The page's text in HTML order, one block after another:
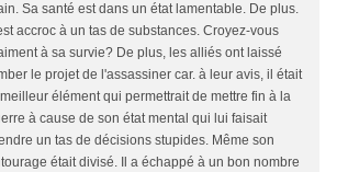
Sa santé est dans un état lamentable. De plus.
accroc à un tas de substances. Croyez-vous
à sa survie? De plus, les alliés ont laissé
le projet de l'assassiner car. à leur avis, il était
meilleur élément qui permettrait de mettre fin à la
à cause de son état mental qui lui faisait
un tas de décisions stupides. Même son
était divisé. Il a échappé à un bon nombre